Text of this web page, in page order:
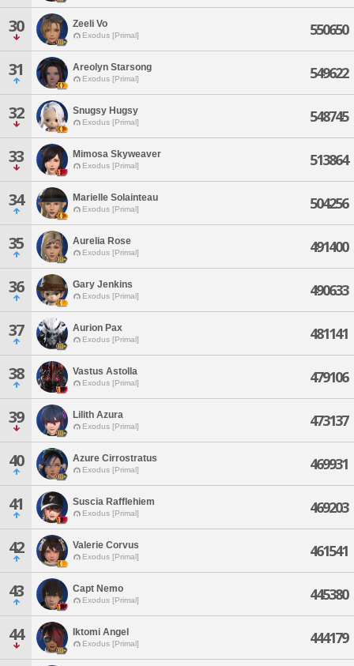
30 Zeeli Vo
Exodus [Primal] 550650
31 Areolyn Starsong
Exodus [Primal] 549622
32 Snugsy Hugsy
Exodus [Primal] 548745
33 Mimosa Skyweaver
Exodus [Primal] 513864
34 Marielle Solainteau
Exodus [Primal] 504256
35 Aurelia Rose
Exodus [Primal] 491400
36 Gary Jenkins
Exodus [Primal] 490633
37 Aurion Pax
Exodus [Primal] 481141
38 Vastus Astolla
Exodus [Primal] 479106
39 Lilith Azura
Exodus [Primal] 473137
40 Azure Cirrostratus
Exodus [Primal] 469931
41 Suscia Rafflehiem
Exodus [Primal] 469203
42 Valerie Corvus
Exodus [Primal] 461541
43 Capt Nemo
Exodus [Primal] 445380
44 Iktomi Angel
Exodus [Primal] 444179